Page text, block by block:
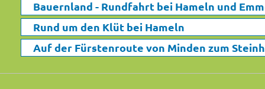
Bauernland - Rundfahrt bei Hameln und
Rund um den Klüt bei Hameln
Auf der Fürstenroute von Minden zum